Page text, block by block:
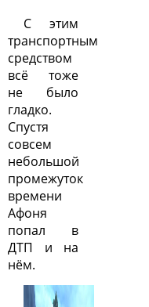
С этим
транспортным
средством
всё тоже
не было
гладко.
Спустя
совсем
небольшой
промежуток
времени
Афоня
попал в
ДТП и на
нём.